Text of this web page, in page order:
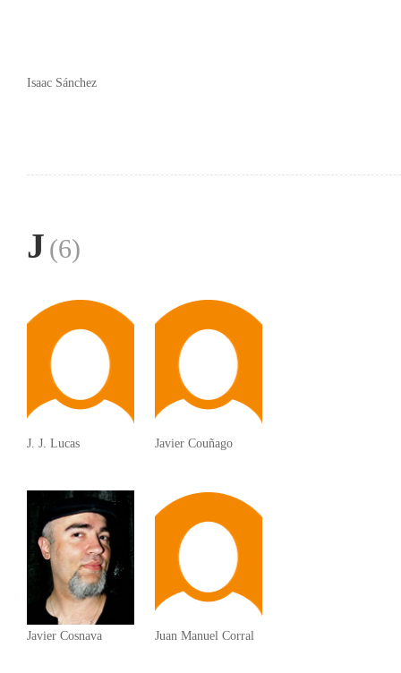
Isaac Sánchez
J (6)
J. J. Lucas Javier Couñago
Javier Cosnava Juan Manuel Corral